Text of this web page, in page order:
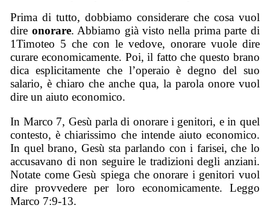
Prima di tutto, dobbiamo considerare che cosa vuol
dire onorare. Abbiamo già visto nella prima parte di
1Timoteo 5 che con le vedove, onorare vuole dire
curare economicamente. Poi, il fatto che questo brano
dica esplicitamente che l’operaio è degno del suo
salario, è chiaro che anche qua, la parola onore vuol
dire un aiuto economico.
In Marco 7, Gesù parla di onorare i genitori, e in quel
contesto, è chiarissimo che intende aiuto economico.
In quel brano, Gesù sta parlando con i farisei, che lo
accusavano di non seguire le tradizioni degli anziani.
Notate come Gesù spiega che onorare i genitori vuol
dire provvedere per loro economicamente. Leggo
Marco 7:9-13.